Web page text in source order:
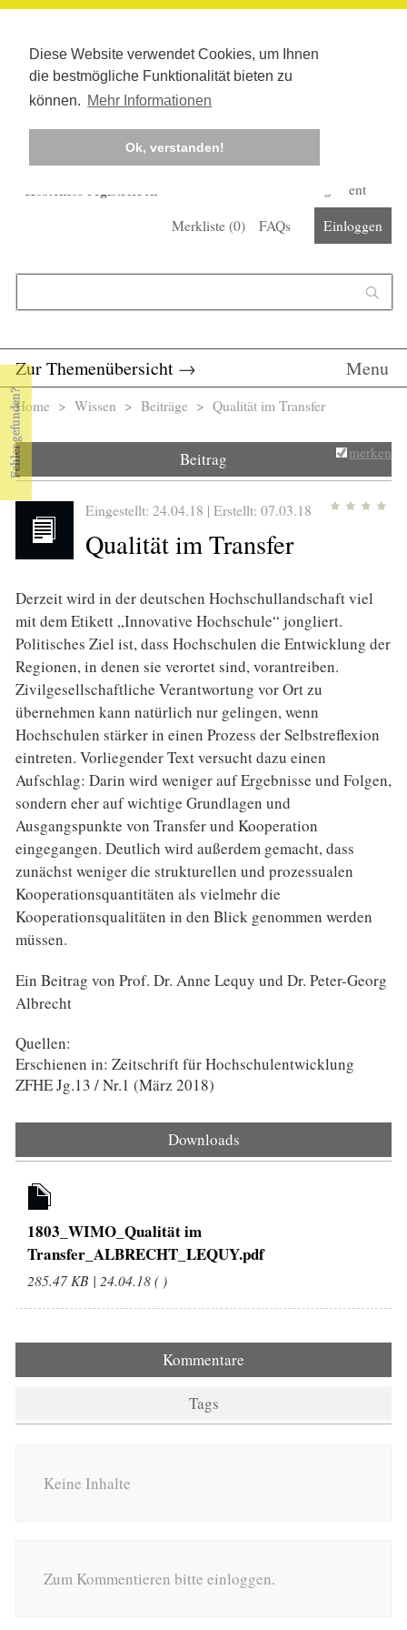
Diese Website verwendet Cookies, um Ihnen
die bestmögliche Funktionalität bieten zu
können. Mehr Informationen
Ok, verstanden!
Kostenlos registrieren
Corona-Management
Merkliste (0) FAQs Einloggen
Zur Themenübersicht → Menu
Sie sind hier
Home > Wissen > Beiträge > Qualität im Transfer
Beitrag merken
Eingestellt: 24.04.18 | Erstellt: 07.03.18
Qualität im Transfer
Derzeit wird in der deutschen Hochschullandschaft viel
mit dem Etikett „Innovative Hochschule“ jongliert.
Politisches Ziel ist, dass Hochschulen die Entwicklung der
Regionen, in denen sie verortet sind, vorantreiben.
Zivilgesellschaftliche Verantwortung vor Ort zu
übernehmen kann natürlich nur gelingen, wenn
Hochschulen stärker in einen Prozess der Selbstreflexion
eintreten. Vorliegender Text versucht dazu einen
Aufschlag: Darin wird weniger auf Ergebnisse und Folgen,
sondern eher auf wichtige Grundlagen und
Ausgangspunkte von Transfer und Kooperation
eingegangen. Deutlich wird außerdem gemacht, dass
zunächst weniger die strukturellen und prozessualen
Kooperationsquantitäten als vielmehr die
Kooperationsqualitäten in den Blick genommen werden
müssen.
Ein Beitrag von Prof. Dr. Anne Lequy und Dr. Peter-Georg
Albrecht
Quellen:
Erschienen in: Zeitschrift für Hochschulentwicklung
ZFHE Jg.13 / Nr.1 (März 2018)
Downloads
1803_WIMO_Qualität im
Transfer_ALBRECHT_LEQUY.pdf
285.47 KB | 24.04.18 ( )
Kommentare
Tags
Keine Inhalte
Zum Kommentieren bitte einloggen.